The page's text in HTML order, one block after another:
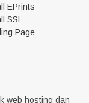
EPrints
SSL
Page
web hosting dan